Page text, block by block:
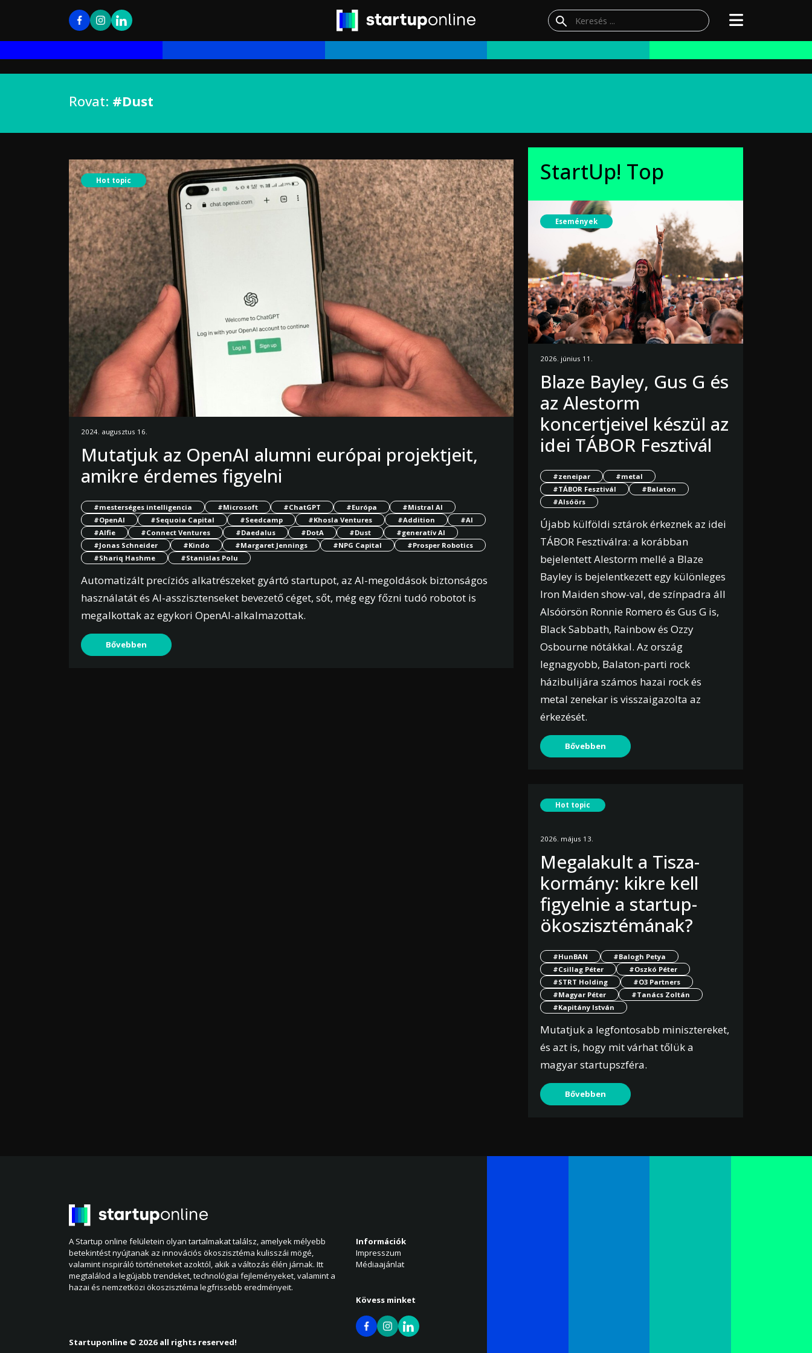
Rovat: #Dust
Hot topic
2024. augusztus 16.
Mutatjuk az OpenAI alumni európai projektjeit,
amikre érdemes figyelni
#mesterséges intelligencia #Microsoft #ChatGPT #Európa
#Mistral AI
#OpenAI
#Sequoia Capital #Seedcamp #Khosla Ventures #Addition
#AI
#Alfie
#Connect Ventures #Daedalus #DotA #Dust
#generatív AI
#Jonas Schneider
#Kindo #Margaret Jennings #NPG Capital
#Prosper Robotics
#Shariq Hashme
#Stanislas Polu
Automatizált precíziós alkatrészeket gyártó startupot, az AI-megoldások biztonságos
használatát és AI-asszisztenseket bevezető céget, sőt, még egy főzni tudó robotot is
megalkottak az egykori OpenAI-alkalmazottak.
Bővebben
StartUp! Top
Események
2026. június 11.
Blaze Bayley, Gus G és
az Alestorm
koncertjeivel készül az
idei TÁBOR Fesztivál
#zeneipar
#metal
#TÁBOR Fesztivál
#Balaton
#Alsóörs
Újabb külföldi sztárok érkeznek az idei
TÁBOR Fesztiválra: a korábban
bejelentett Alestorm mellé a Blaze
Bayley is bejelentkezett egy különleges
Iron Maiden show-val, de színpadra áll
Alsóörsön Ronnie Romero és Gus G is,
Black Sabbath, Rainbow és Ozzy
Osbourne nótákkal. Az ország
legnagyobb, Balaton-parti rock
házibulijára számos hazai rock és
metal zenekar is visszaigazolta az
érkezését.
Bővebben
Hot topic
2026. május 13.
Megalakult a Tisza-
kormány: kikre kell
figyelnie a startup-
ökoszisztémának?
#HunBAN
#Balogh Petya
#Csillag Péter
#Oszkó Péter
#STRT Holding
#O3 Partners
#Magyar Péter
#Tanács Zoltán
#Kapitány István
Mutatjuk a legfontosabb minisztereket,
és azt is, hogy mit várhat tőlük a
magyar startupszféra.
Bővebben
A Startup online felületein olyan tartalmakat találsz, amelyek mélyebb
betekintést nyújtanak az innovációs ökoszisztéma kulisszái mögé,
valamint inspiráló történeteket azoktól, akik a változás élén járnak. Itt
megtalálod a legújabb trendeket, technológiai fejleményeket, valamint a
hazai és nemzetközi ökoszisztéma legfrissebb eredményeit.
Információk
Impresszum
Médiaajánlat
Kövess minket
Startuponline © 2026 all rights reserved!